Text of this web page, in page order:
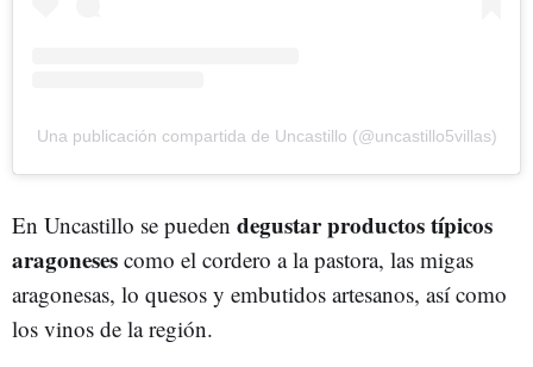
Una publicación compartida de Uncastillo (@uncastillo5villas)
En Uncastillo se pueden degustar productos típicos
aragoneses como el cordero a la pastora, las migas
aragonesas, lo quesos y embutidos artesanos, así como
los vinos de la región.